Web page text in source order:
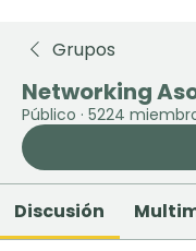
Grupos
Networking
Público · 5224
Discusión